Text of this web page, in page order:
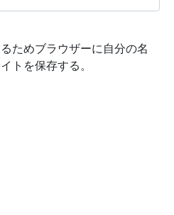
ためブラウザーに自分の名
トを保存する。